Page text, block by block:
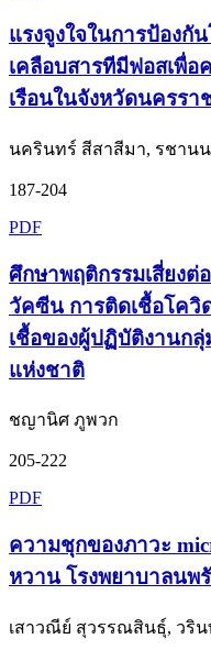
แรงจูงใจในการป้องกั
เคลือบสารทีมีฟอสเพื่
เรือนในจังหวัดนครรา
นครินทร์ สีสาสีมา, รชาน
187-204
PDF
ศึกษาพฤติกรรมเสี่ยงต่
วัคซีน การติดเชื้อโค
เชื้อของผู้ปฏิบัติงานก
แห่งชาติ
ชญานิศ ภูพวก
205-222
PDF
ความชุกของภาวะ
หวาน โรงพยาบาลนพ
เสาวณีย์ สุวรรณสินธุ์, วริ